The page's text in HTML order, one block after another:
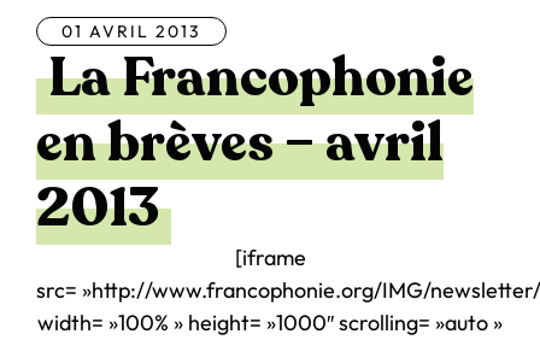
01 AVRIL 2013
La Francophonie
en brèves – avril
2013
[iframe
src= »http://www.francophonie.org/IMG/
width= »100% » height= »1000″ scrolling= »auto »